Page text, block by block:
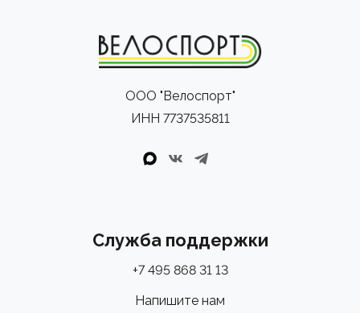
превращают каждую поездку в настоящее
удовольствие.
ООО "Велоспорт"
ИНН 7737535811
Служба поддержки
+7 495 868 31 13
Напишите нам